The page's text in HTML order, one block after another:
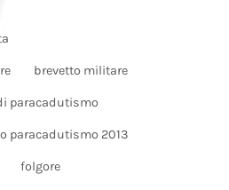
brevetto militare
paracadutismo
paracadutismo 2013
folgore